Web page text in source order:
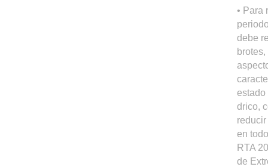
• Para
debe
estado
drico,
en
RTA
de